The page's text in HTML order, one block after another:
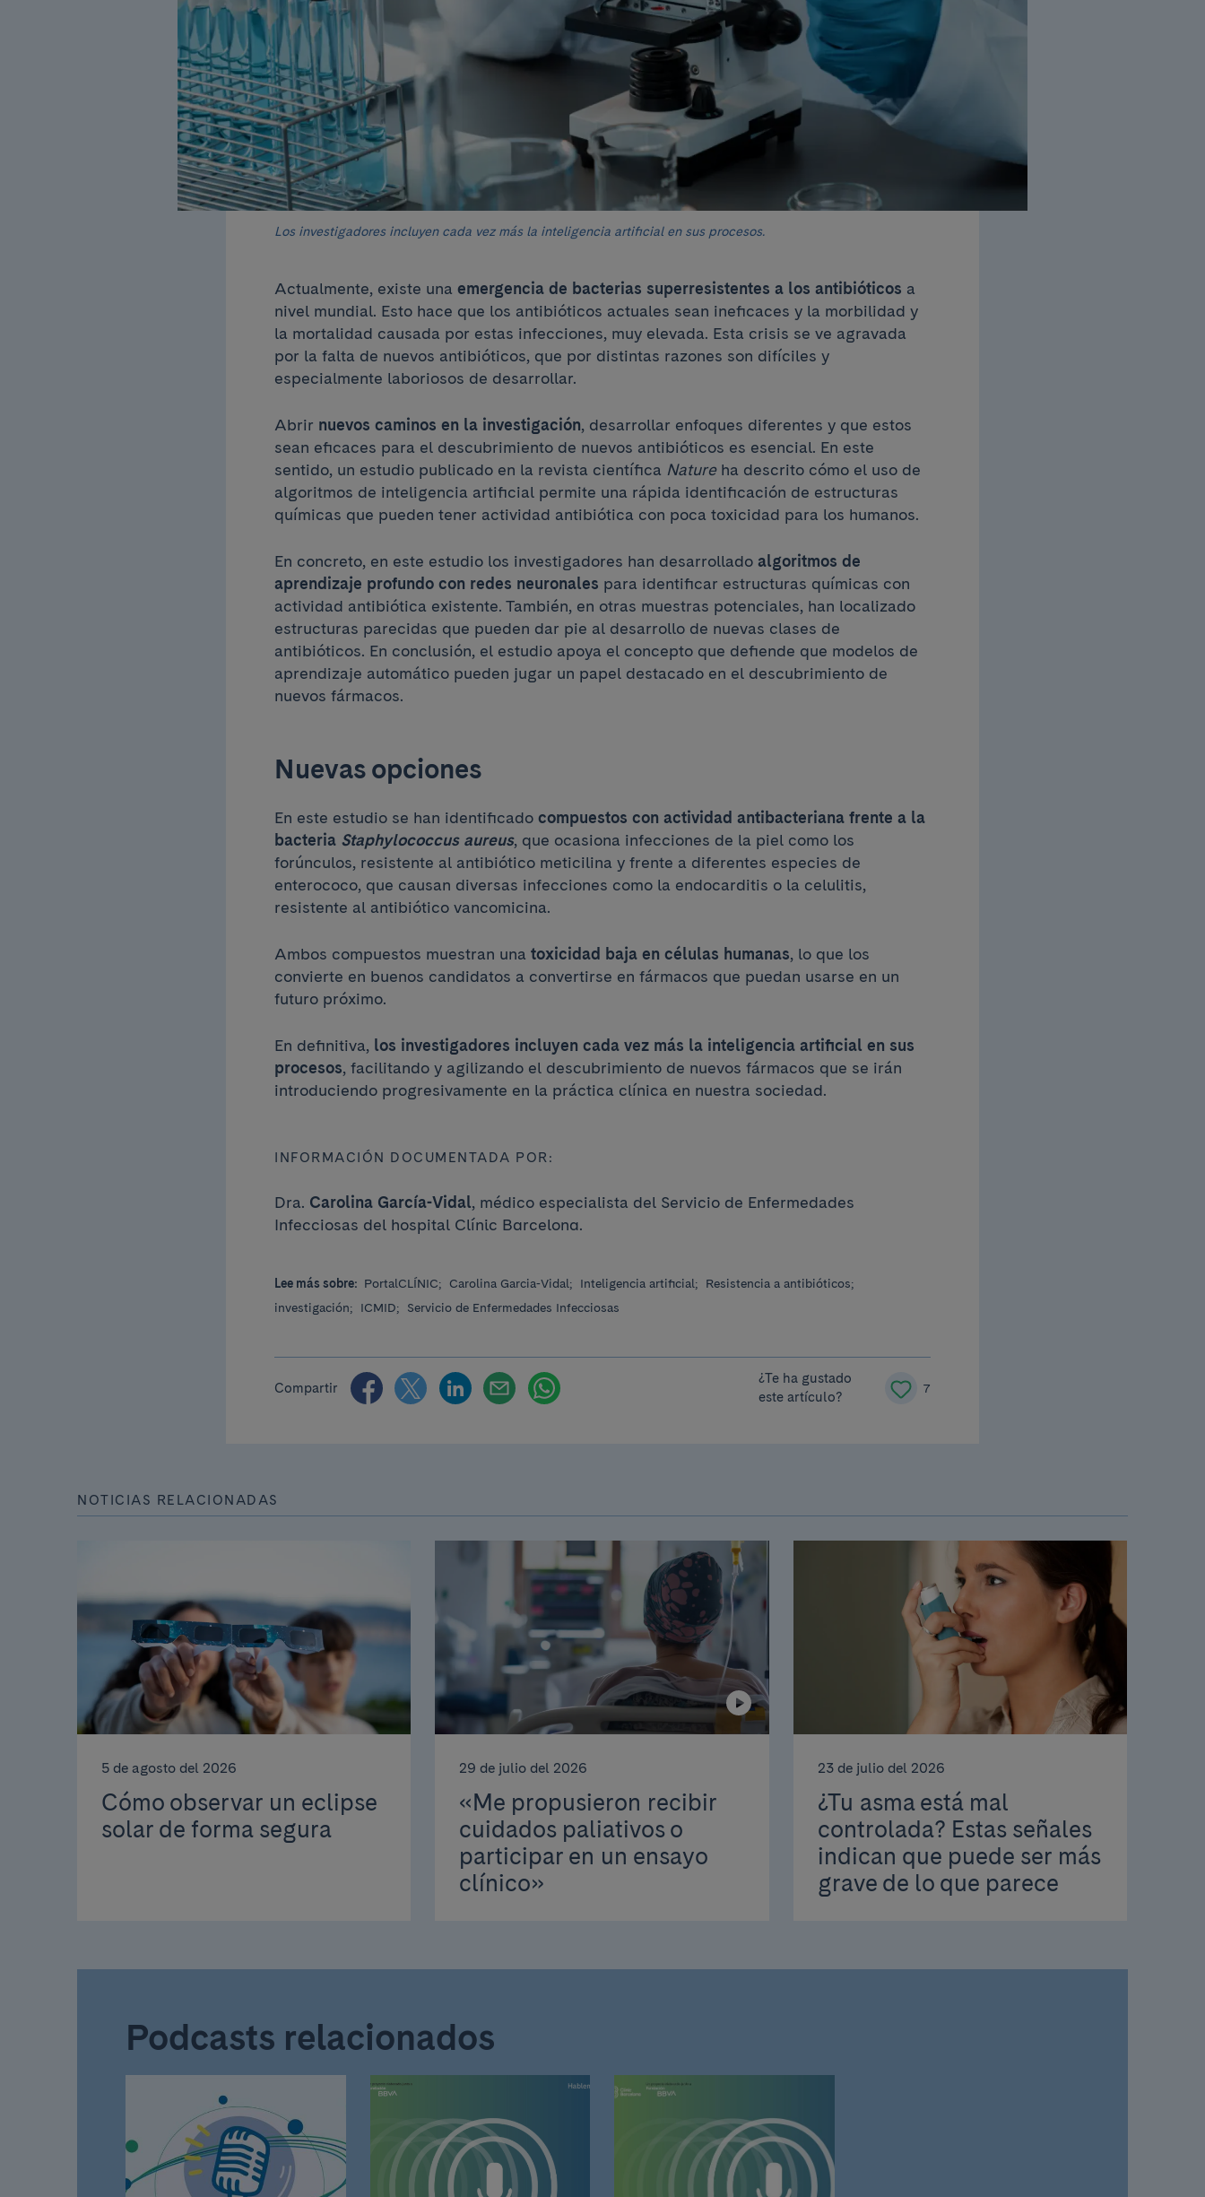
Los investigadores incluyen cada vez más la inteligencia artificial en sus procesos.
Actualmente, existe una emergencia de bacterias superresistentes a los antibióticos a
nivel mundial. Esto hace que los antibióticos actuales sean ineficaces y la morbilidad y
la mortalidad causada por estas infecciones, muy elevada. Esta crisis se ve agravada
por la falta de nuevos antibióticos, que por distintas razones son difíciles y
especialmente laboriosos de desarrollar.
Abrir nuevos caminos en la investigación, desarrollar enfoques diferentes y que estos
sean eficaces para el descubrimiento de nuevos antibióticos es esencial. En este
sentido, un estudio publicado en la revista científica Natureha descrito cómo el uso de
algoritmos de inteligencia artificial permite una rápida identificación de estructuras
químicas que pueden tener actividad antibiótica con poca toxicidad para los humanos.
En concreto, en este estudio los investigadores han desarrollado algoritmos de
aprendizaje profundo con redes neuronales para identificar estructuras químicas con
actividad antibiótica existente. También, en otras muestras potenciales, han localizado
estructuras parecidas que pueden dar pie al desarrollo de nuevas clases de
antibióticos. En conclusión, el estudio apoya el concepto que defiende que modelos de
aprendizaje automático pueden jugar un papel destacado en el descubrimiento de
nuevos fármacos.
Nuevas opciones
En este estudio se han identificado compuestos con actividad antibacteriana frente a la
bacteria Staphylococcus aureus, que ocasiona infecciones de la piel como los
forúnculos, resistente al antibiótico meticilina y frente a diferentes especies de
enterococo, que causan diversas infecciones como la endocarditis o la celulitis,
resistente al antibiótico vancomicina.
Ambos compuestos muestran una toxicidad baja en células humanas, lo que los
convierte en buenos candidatos a convertirse en fármacos que puedan usarse en un
futuro próximo.
En definitiva, los investigadores incluyen cada vez más la inteligencia artificial en sus
procesos, facilitando y agilizando el descubrimiento de nuevos fármacos que se irán
introduciendo progresivamente en la práctica clínica en nuestra sociedad.
INFORMACIÓN DOCUMENTADA POR:
Dra. Carolina García-Vidal, médico especialista del Servicio de Enfermedades
Infecciosas del hospital Clínic Barcelona.
Lee más sobre: PortalCLÍNIC; Carolina Garcia-Vidal; Inteligencia artificial;
Resistencia a antibióticos;
investigación;
ICMID; Servicio de Enfermedades Infecciosas
Compartir
¿Te ha gustado
este artículo?
7
NOTICIAS RELACIONADAS
5 de agosto del 2026
Cómo observar un eclipse
solar de forma segura
29 de julio del 2026
«Me propusieron recibir
cuidados paliativos o
participar en un ensayo
clínico»
23 de julio del 2026
¿Tu asma está mal
controlada? Estas señales
indican que puede ser más
grave de lo que parece
Podcasts relacionados